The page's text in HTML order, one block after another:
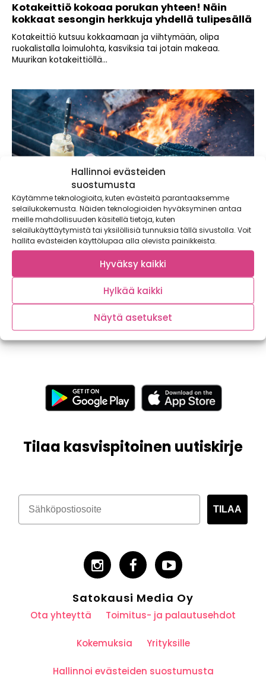
Hallinnoi evästeiden
suostumusta
Käytämme teknologioita, kuten evästeitä parantaaksemme
selailukokemusta. Näiden teknologioiden hyväksyminen antaa
meille mahdollisuuden käsitellä tietoja, kuten
selailukäyttäytymistä tai yksilöllisiä tunnuksia tällä sivustolla. Voit
hallita evästeiden käyttölupaa alla olevista painikkeista.
Hyväksy kaikki
Hylkää kaikki
Näytä asetukset
Kotakeittiö kokoaa porukan yhteen! Näin
kokkaat sesongin herkkuja yhdellä tulipesällä
Kotakeittiö kutsuu kokkaamaan ja viihtymään, olipa
ruokalistalla loimulohta, kasviksia tai jotain makeaa.
Muurikan kotakeittiöllä...
Ulkoilureittejä, ruskaa ja retkiruokaa – Visit
Suomussalmi
Nauti luonnon rauhasta ja monipuolisista aktiviteeteista,
pysähdy nuotiolle ja koe Suomussalmi kaikilla aisteilla....
Tilaa kasvispitoinen uutiskirje
TILAA
Satokausi Media Oy
Ota yhteyttä Toimitus- ja palautusehdot
Kokemuksia Yrityksille
Hallinnoi evästeiden suostumusta